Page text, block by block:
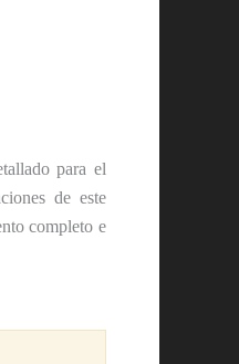
para el
de este
completo e